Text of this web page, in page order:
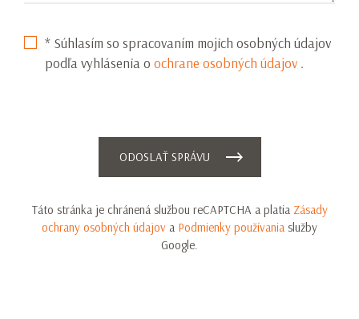
* Súhlasím so spracovaním mojich osobných údajov
podľa vyhlásenia o ochrane osobných údajov .
ODOSLAŤ SPRÁVU
Táto stránka je chránená službou reCAPTCHA a platia Zásady
ochrany osobných údajov a Podmienky používania služby
Google.